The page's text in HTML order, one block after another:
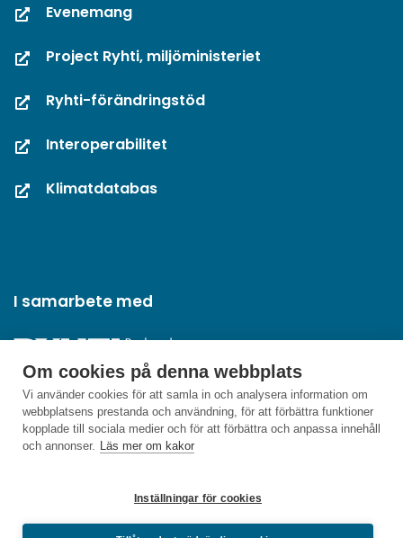
Om cookies på denna webbplats
Vi använder cookies för att samla in och analysera information om
webbplatsens prestanda och användning, för att förbättra funktioner
kopplade till sociala medier och för att förbättra och anpassa innehåll
och annonser. Läs mer om kakor
Inställningar för cookies
Evenemang
Project Ryhti, miljöministeriet
Ryhti-förändringstöd
Interoperabilitet
Klimatdatabas
I samarbete med